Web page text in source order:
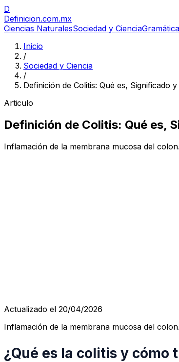
D
Definicion.com.mx
Ciencias NaturalesSociedad y Ciencia
Inicio
/
Sociedad y Ciencia
/
Definición de Colitis: Qué es, Significado
Articulo
Definición de Colitis: Qué es,
Inflamación de la membrana mucosa del
Actualizado el 20/04/2026
Inflamación de la membrana mucosa del colon.
¿Qué es la colitis y cómo